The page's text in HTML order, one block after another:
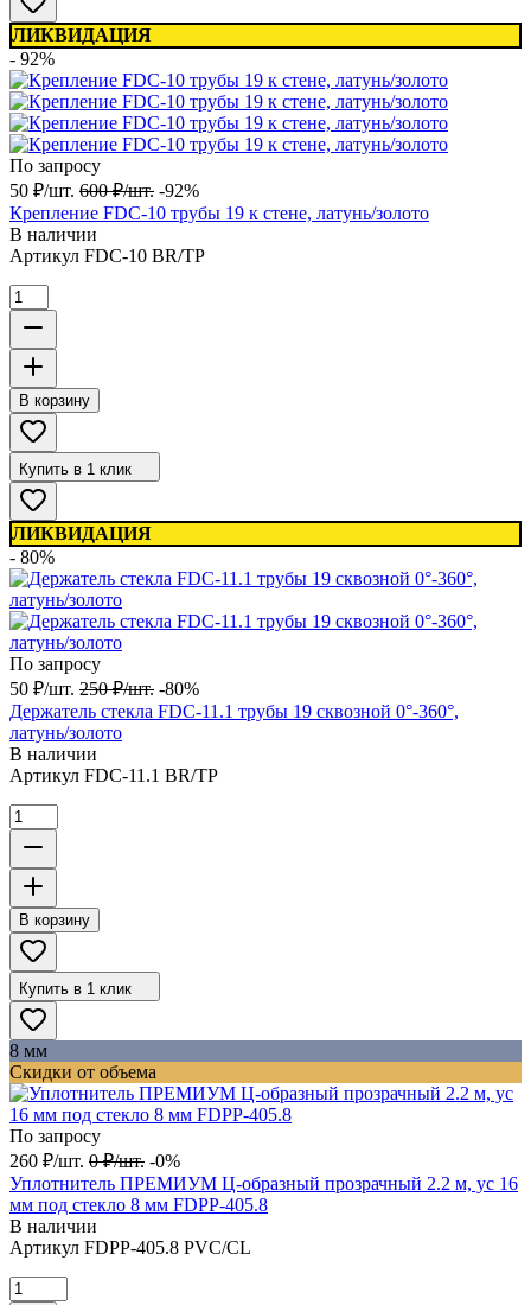
ЛИКВИДАЦИЯ
- 92%
По запросу
50 ₽/шт. 600 ₽/шт. -92%
Крепление FDC-10 трубы 19 к стене, латунь/золото
В наличии
Артикул FDC-10 BR/TP
В корзину
Купить в 1 клик
ЛИКВИДАЦИЯ
- 80%
По запросу
50 ₽/шт. 250 ₽/шт. -80%
Держатель стекла FDC-11.1 трубы 19 сквозной 0°-360°,
латунь/золото
В наличии
Артикул FDC-11.1 BR/TP
В корзину
Купить в 1 клик
8 мм
Скидки от объема
По запросу
260 ₽/шт. 0 ₽/шт. -0%
Уплотнитель ПРЕМИУМ Ц-образный прозрачный 2.2 м, ус 16
мм под стекло 8 мм FDPP-405.8
В наличии
Артикул FDPP-405.8 PVC/CL